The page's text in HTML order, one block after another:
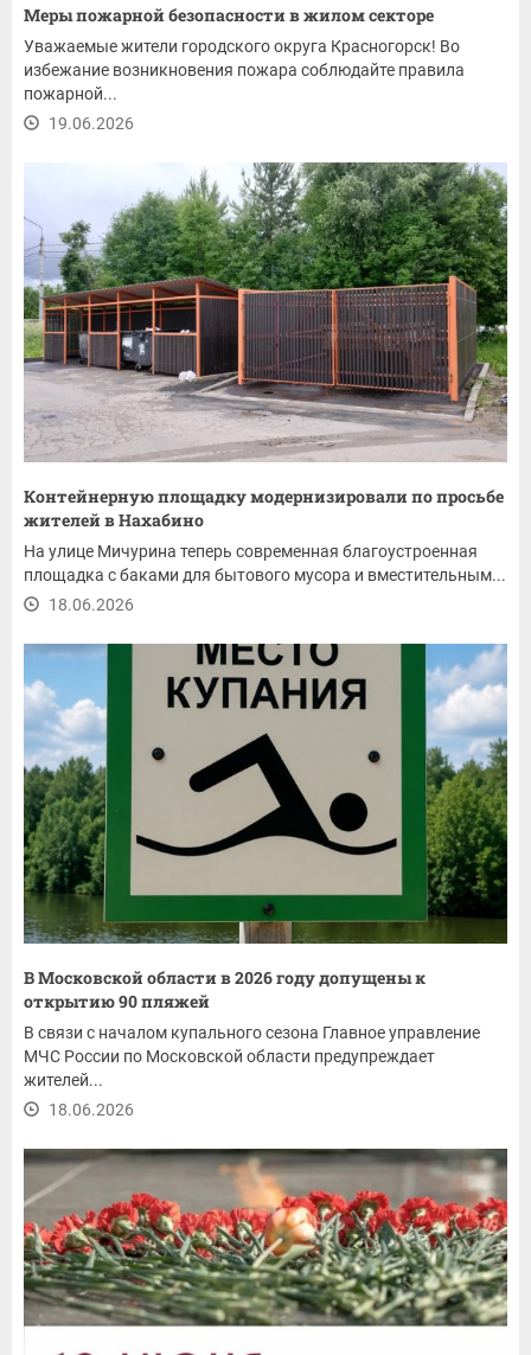
Меры пожарной безопасности в жилом секторе
Уважаемые жители городского округа Красногорск! Во
избежание возникновения пожара соблюдайте правила
пожарной...
19.06.2026
Контейнерную площадку модернизировали по просьбе
жителей в Нахабино
На улице Мичурина теперь современная благоустроенная
площадка с баками для бытового мусора и вместительным...
18.06.2026
В Московской области в 2026 году допущены к
открытию 90 пляжей
В связи с началом купального сезона Главное управление
МЧС России по Московской области предупреждает
жителей...
18.06.2026